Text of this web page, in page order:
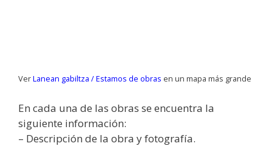
VerLanean gabiltza / Estamos de obras en un mapa más grande
En cada una de las obras se encuentra la
siguiente información:
– Descripción de la obra y fotografía.